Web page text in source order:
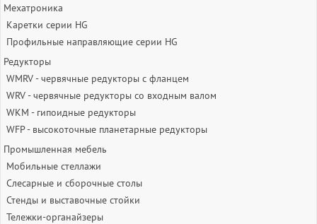
Мехатроника
Каретки серии HG
Профильные направляющие серии HG
Редукторы
WMRV - червячные редукторы с фланцем
WRV - червячные редукторы со входным валом
WKM - гипоидные редукторы
WFP - высокоточные планетарные редукторы
Промышленная мебель
Мобильные стеллажи
Слесарные и сборочные столы
Стенды и выставочные стойки
Тележки-органайзеры